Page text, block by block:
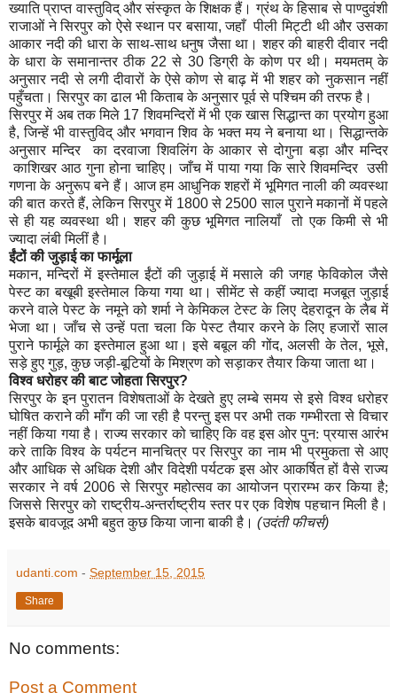
ख्याति प्राप्त वास्तुविद् और संस्कृत के शिक्षक हैं। ग्रंथ के हिसाब से पाण्दुवंशी
राजाओं ने सिरपुर को ऐसे स्थान पर बसाया,जहाँ पीली मिट्टी थी और उसका
आकार नदी की धारा के साथ-साथ धनुष जैसा था। शहर की बाहरी दीवार नदी
के धारा के समानान्तर ठीक 22से 30डिग्री के कोण पर थी। मयमतम् के
अनुसार नदी से लगी दीवारों के ऐसे कोण से बाढ़ में भी शहर को नुकसान नहीं
पहुँचता। सिरपुर का ढाल भी किताब के अनुसार पूर्व से पश्चिम की तरफ है।
सिरपुर में अब तक मिले 17शिवमन्दिरों में भी एक खास सिद्धान्त का प्रयोग हुआ
है,जिन्हें भी वास्तुविद् और भगवान शिव के भक्त मय ने बनाया था। सिद्धान्तके
अनुसार मन्दिर का दरवाजा शिवलिंग के आकार से दोगुना बड़ा और मन्दिर
काशिखर आठ गुना होना चाहिए। जाँच में पाया गया कि सारे शिवमन्दिर उसी
गणना के अनुरूप बने हैं। आज हम आधुनिक शहरों में भूमिगत नाली की व्यवस्था
की बात करते हैं,लेकिन सिरपुर में 1800से 2500साल पुराने मकानों में पहले
से ही यह व्यवस्था थी। शहर की कुछ भूमिगत नालियाँ तो एक किमी से भी
ज्यादा लंबी मिलीं है।
ईंटों की जुड़ाई का फार्मूला
मकान,मन्दिरों में इस्तेमाल ईंटों की जुड़ाई में मसाले की जगह फेविकोल जैसे
पेस्ट का बखूबी इस्तेमाल किया गया था। सीमेंट से कहीं ज्यादा मजबूत जुड़ाई
करने वाले पेस्ट के नमूने को शर्मा ने केमिकल टेस्ट के लिए देहरादून के लैब में
भेजा था। जाँच से उन्हें पता चला कि पेस्ट तैयार करने के लिए हजारों साल
पुराने फार्मूले का इस्तेमाल हुआ था। इसे बबूल की गोंद,अलसी के तेल,भूसे,
सड़े हुए गुड़,कुछ जड़ी-बूटियों के मिश्रण को सड़ाकर तैयार किया जाता था।
विश्व धरोहर की बाट जोहता सिरपुर?
सिरपुर के इन पुरातन विशेषताओं के देखते हुए लम्बे समय से इसे विश्व धरोहर
घोषित कराने की माँग की जा रही है परन्तु इस पर अभी तक गम्भीरता से विचार
नहीं किया गया है। राज्य सरकार को चाहिए कि वह इस ओर पुन: प्रयास आरंभ
करे ताकि विश्व के पर्यटन मानचित्र पर सिरपुर का नाम भी प्रमुकता से आए
और आधिक से अधिक देशी और विदेशी पर्यटक इस ओर आकर्षित हों वैसे राज्य
सरकार ने वर्ष 2006से सिरपुर महोत्सव का आयोजन प्रारम्भ कर किया है;
जिससे सिरपुर को राष्ट्रीय-अन्तर्राष्ट्रीय स्तर पर एक विशेष पहचान मिली है।
इसके बावजूद अभी बहुत कुछ किया जाना बाकी है। (उदंती फीचर्स)
udanti.com - September 15, 2015
Share
No comments:
Post a Comment